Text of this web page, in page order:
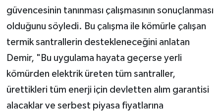
güvencesinin tanınması çalışmasının sonuçlanması
olduğunu söyledi. Bu çalışma ile kömürle çalışan
termik santrallerin destekleneceğini anlatan
Demir, "Bu uygulama hayata geçerse yerli
kömürden elektrik üreten tüm santraller,
ürettikleri tüm enerji için devletten alım garantisi
alacaklar ve serbest piyasa fiyatlarına